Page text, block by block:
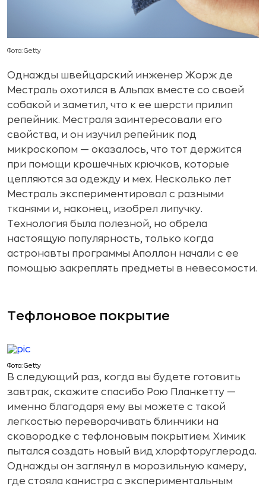
Фото: Getty
Однажды швейцарский инженер Жорж де
Местраль охотился в Альпах вместе со своей
собакой и заметил, что к ее шерсти прилип
репейник. Местраля заинтересовали его
свойства, и он изучил репейник под
микроскопом — оказалось, что тот держится
при помощи крошечных крючков, которые
цепляются за одежду и мех. Несколько лет
Местраль экспериментировал с разными
тканями и, наконец, изобрел липучку.
Технология была полезной, но обрела
настоящую популярность, только когда
астронавты программы Аполлон начали с ее
помощью закреплять предметы в невесомости.
Тефлоновое покрытие
Фото: Getty
В следующий раз, когда вы будете готовить
завтрак, скажите спасибо Рою Планкетту —
именно благодаря ему вы можете с такой
легкостью переворачивать блинчики на
сковородке с тефлоновым покрытием. Химик
пытался создать новый вид хлорфторуглерода.
Однажды он заглянул в морозильную камеру,
где стояла канистра с экспериментальным